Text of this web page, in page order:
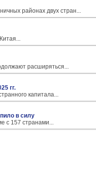
районах двух стран...
расширяться...
гг.
капитала...
в силу
с 157 странами...